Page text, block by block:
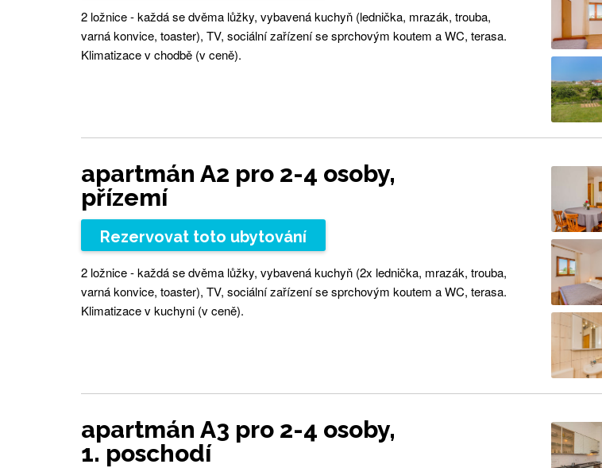
2 ložnice - každá se dvěma lůžky, vybavená kuchyň (lednička, mrazák, trouba,
varná konvice, toaster), TV, sociální zařízení se sprchovým koutem a WC, terasa.
Klimatizace v chodbě (v ceně).
apartmán A2 pro 2-4 osoby,
přízemí
Rezervovat toto ubytování
2 ložnice - každá se dvěma lůžky, vybavená kuchyň (2x lednička, mrazák, trouba,
varná konvice, toaster), TV, sociální zařízení se sprchovým koutem a WC, terasa.
Klimatizace v kuchyni (v ceně).
apartmán A3 pro 2-4 osoby,
1. poschodí